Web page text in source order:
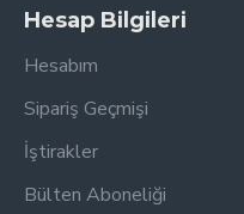
Hesap Bilgileri
Hesabım
Sipariş Geçmişi
İştirakler
Bülten Aboneliği